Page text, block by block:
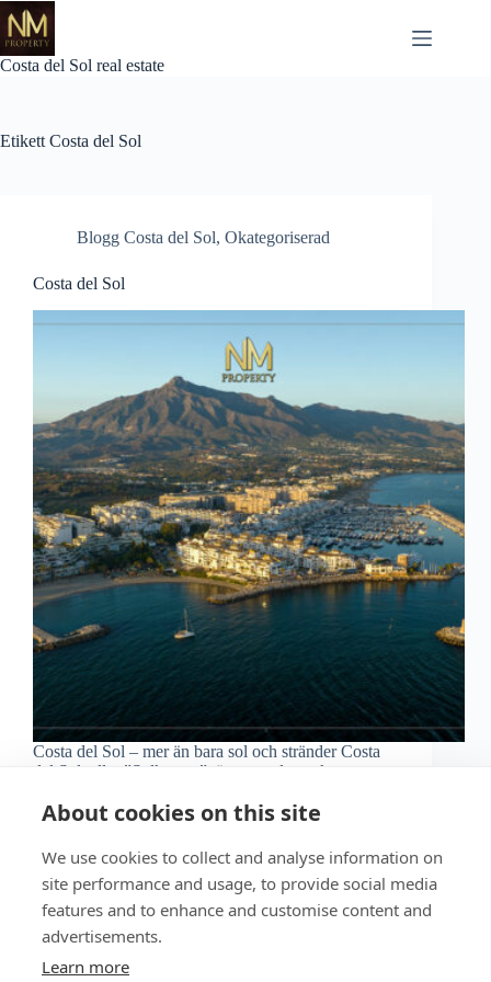
About cookies on this site
We use cookies to collect and analyse information on
site performance and usage, to provide social media
features and to enhance and customise content and
advertisements.
Learn more
Skip
content
Costa del Sol real estate
Etikett Costa del Sol
Blogg Costa del Sol, Okategoriserad
Costa del Sol
Costa del Sol – mer än bara sol och stränder Costa
del Sol, eller ”Solkusten”, är en av de vackraste
Andalusien, och är känd för sitt fantastiska klimat